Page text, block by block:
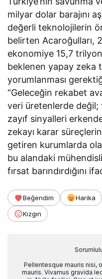
milyar dolar barajını
değerli teknolojilerin
belirten Acaroğulları,
ekonomiye 15,7
beklenen yapay zeka
yorumlanması
“Geleceğin rekabet
veri üretenlerde
zayıf sinyalleri
zekayı karar
getiren kurumlarda
bu alandaki
fırsat barındırdığını
Beğendim Harika
Kızgın
Pellentesque mauris nisi,
mauris. Vivamus gravida